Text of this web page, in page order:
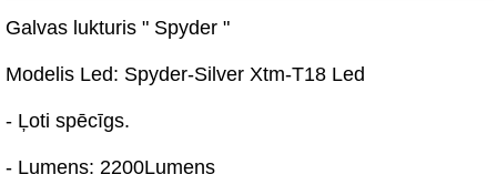
Galvas lukturis " Spyder "
Modelis Led: Spyder-Silver Xtm-T18 Led
- Ļoti spēcīgs.
- Lumens: 2200Lumens